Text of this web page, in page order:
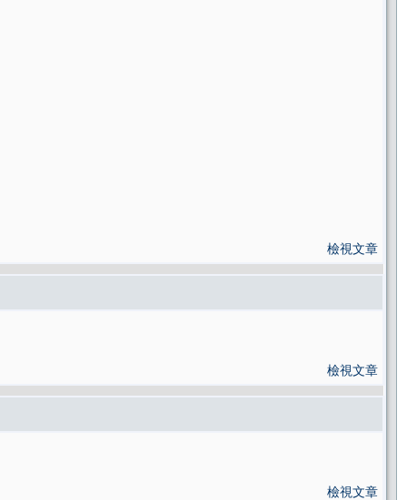
檢視文章
檢視文章
檢視文章